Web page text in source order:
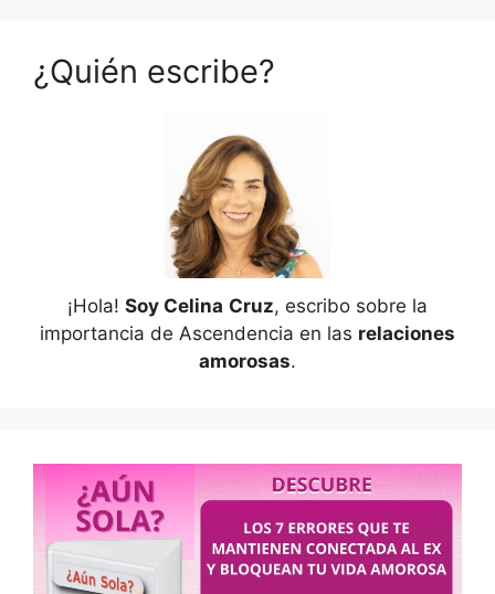
¿Quién escribe?
¡Hola! Soy Celina Cruz, escribo sobre la
importancia de Ascendencia en las relaciones
amorosas.